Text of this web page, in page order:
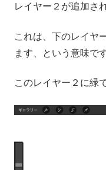
レイヤー２が追加さ
これは、下のレイヤ
ます、という意味です
このレイヤー２に緑